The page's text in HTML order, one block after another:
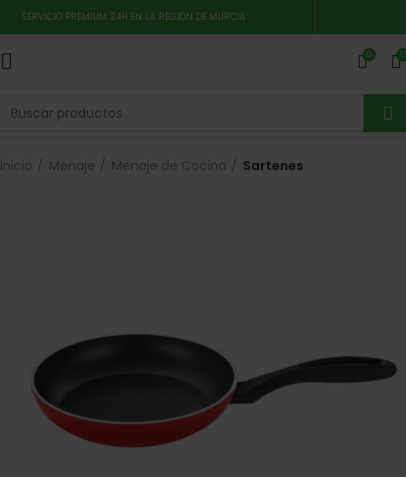
SERVICIO PREMIUM 24H EN LA REGIÓN DE MURCIA
0 0
Inicio Menaje Menaje de Cocina Sartenes